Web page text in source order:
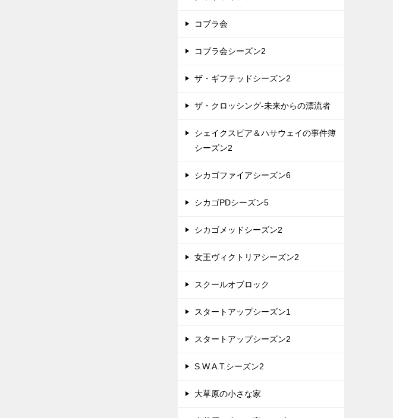
コブラ会
コブラ会シーズン2
ザ・ギフテッドシーズン2
ザ・クロッシング-未来からの漂流者
シェイクスピア＆ハサウェイの事件簿
シーズン2
シカゴファイアシーズン6
シカゴPDシーズン5
シカゴメッドシーズン2
女王ヴィクトリアシーズン2
スクールオブロック
スタートアップシーズン1
スタートアップシーズン2
S.W.A.T.シーズン2
大草原の小さな家